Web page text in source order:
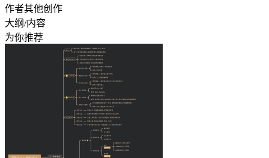
作者其他创作
大纲/内容
为你推荐